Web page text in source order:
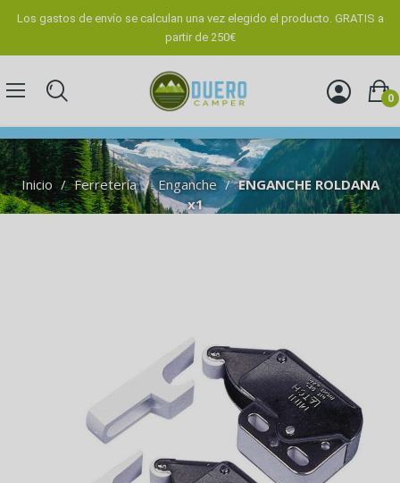
Los gastos de envío se calculan una vez elegido el producto. GRATIS a
partir de 250€
0
Inicio Ferretería Enganche
ENGANCHE ROLDANA
x1